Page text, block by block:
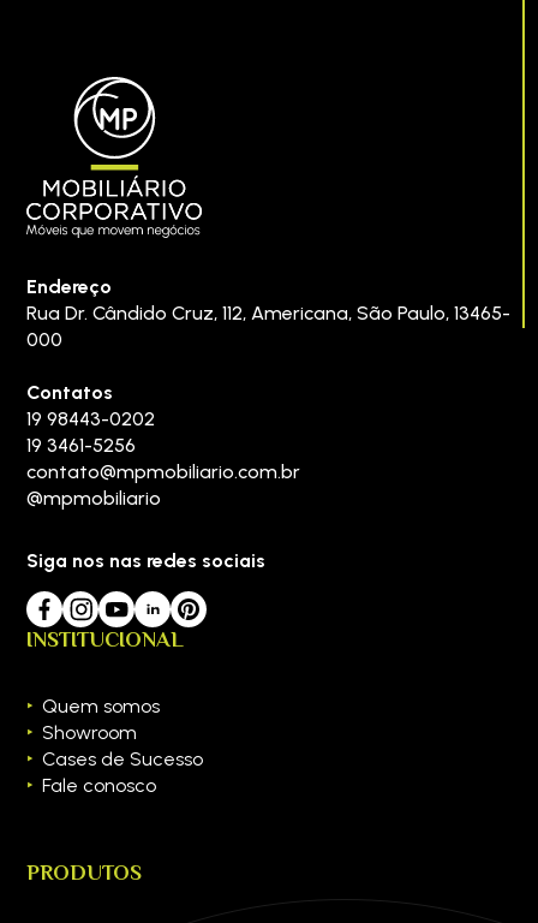
Endereço
Rua Dr. Cândido Cruz, 112,Americana,São Paulo,13465-
000
Contatos
19 98443-0202
19 3461-5256
contato@mpmobiliario.com.br
@mpmobiliario
Siga nos nas redes sociais
INSTITUCIONAL
Quem somos
Showroom
Cases de Sucesso
Fale conosco
PRODUTOS